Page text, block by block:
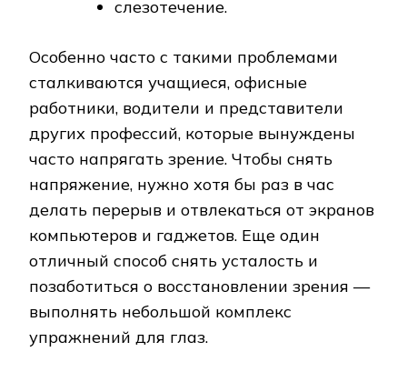
слезотечение.
Особенно часто с такими проблемами
сталкиваются учащиеся, офисные
работники, водители и представители
других профессий, которые вынуждены
часто напрягать зрение. Чтобы снять
напряжение, нужно хотя бы раз в час
делать перерыв и отвлекаться от экранов
компьютеров и гаджетов. Еще один
отличный способ снять усталость и
позаботиться о восстановлении зрения —
выполнять небольшой комплекс
упражнений для глаз.